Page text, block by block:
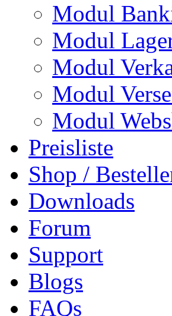
Modul
Modul
Modul
Modul
Modul
Preisliste
Shop /
Downloads
Forum
Support
Blogs
FAQs